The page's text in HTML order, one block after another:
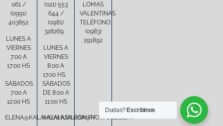
061 /
(0991)
403852
LUNES A
VIERNES
7:00 A
17:00 HS
SÁBADOS
7:00 A
12:00 HS
ELENA@KALAHUALASA.COM.PY
(021) 553
644 /
(0981)
328269
LUNES A
VIERNES
8.00 A
17.00 HS
SÁBADOS
DE 8:00 A
11:00 HS
KALAHUALASA@HOTMAIL.COM
LOMAS
VALENTINAS
TELÉFONO:
(0983)
291892
Dudas? Escribinos